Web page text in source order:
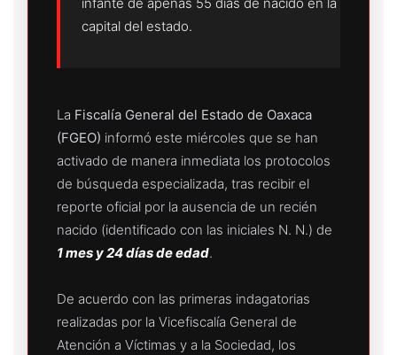
capital del estado.
La Fiscalía General del Estado de Oaxaca
(FGEO) informó este miércoles que se han
activado de manera inmediata los protocolos
de búsqueda especializada, tras recibir el
reporte oficial por la ausencia de un recién
nacido (identificado con las iniciales N. N.) de
1 mes y 24 días de edad.
De acuerdo con las primeras indagatorias
realizadas por la Vicefiscalía General de
Atención a Víctimas y a la Sociedad, los